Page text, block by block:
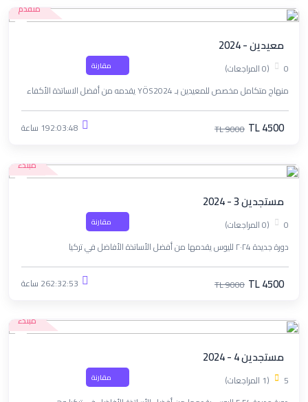
متقدم
معيدين - 2024
0 (0 المراجعات) مقارنة
منهاج متكامل مخصص للمعيدين بـ YÖS2024 يقدمه من أفضل الاساتذة الأكفاء
TL 4500
TL 9000 192:03:48 ساعة
مبتدء
مستجدين 3 - 2024
0 (0 المراجعات) مقارنة
دورة جديدة ٢٠٢4 لليوس يقدمها من أفضل الأساتذة الأفاضل في تركيا
TL 4500
TL 9000 262:32:53 ساعة
مبتدء
مستجدين 4 - 2024
5 (1 المراجعات) مقارنة